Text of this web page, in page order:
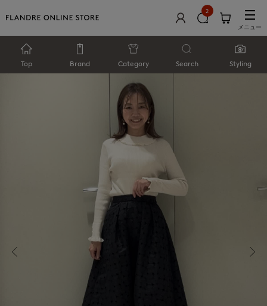
2
メニュー
Top Brand Category Search Styling